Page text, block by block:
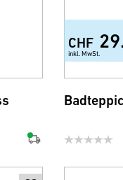
CHF
inkl. MwSt.